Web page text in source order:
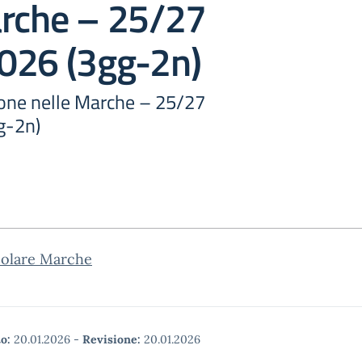
– 25/27
(3gg-2n)
nelle Marche – 25/27
2n)
Marche
20.01.2026 - Revisione: 20.01.2026